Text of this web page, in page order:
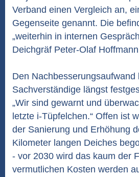
Verband einen Vergleich an,
Gegenseite genannt. Die
„weiterhin in internen
Deichgräf Peter-Olaf
Den Nachbesserungsaufwand
Sachverständige längst
„Wir sind gewarnt und
letzte i-Tüpfelchen.“ Offen ist
der Sanierung und Erhöhung
Kilometer langen Deiches
- vor 2030 wird das kaum der
vermutlichen Kosten werden